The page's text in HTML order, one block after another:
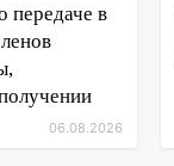
передаче в
06.08.2026